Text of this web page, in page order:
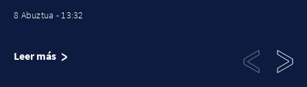
8 Abuztua - 13:32
Leer más